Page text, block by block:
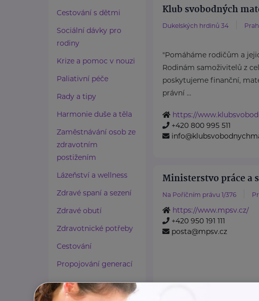
Cestování s dětmi
Sociální dávky pro
rodiny
Krize a pomoc v nouzi
Paliativní péče
Rady a tipy
Harmonie duše a těla
Zaměstnávání osob ze
zdravotním
postižením
Lázeňství a wellness
Zdravé spaní a sezení
Zdravé obutí
Zdravotnické potřeby
Cestování
Propojování generací
Klub svobodných
Dukelských hrdinů 34
"Pomáháme rodičům a
Rodinám samoživitelů z
poskytujeme finanční,
právní ...
https://
+420 800 995 511
Ministerstvo práce a
Na Poříčním právu 1/376
https://www.mpsv.cz/
+420 950 191 111
posta@mpsv.cz